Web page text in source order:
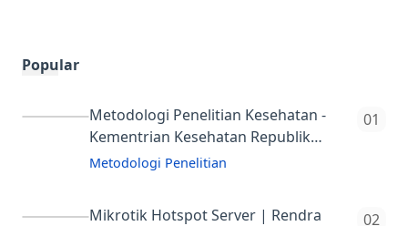
Popular
Metodologi Penelitian Kesehatan -
Kementrian Kesehatan Republik
Indonesia
Metodologi Penelitian
Konsep Dasar Penelitian, Perumusan
Mikrotik Hotspot Server | Rendra